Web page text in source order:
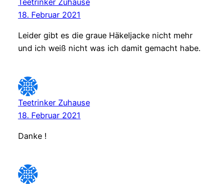
18. Februar 2021
Leider gibt es die graue Häkeljacke nicht mehr
und ich weiß nicht was ich damit gemacht habe.
Teetrinker Zuhause
18. Februar 2021
Danke !